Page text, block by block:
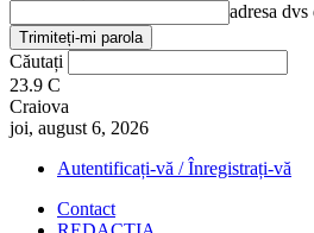
adresa dvs
Căutați
23.9 C
Craiova
joi, august 6, 2026
Autentificați-vă / Înregistrați-vă
Contact